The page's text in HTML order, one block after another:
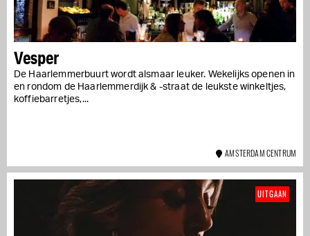
Vesper
De Haarlemmerbuurt wordt alsmaar leuker. Wekelijks openen in
en rondom de Haarlemmerdijk & -straat de leukste winkeltjes,
koffiebarretjes,...
AMSTERDAM CENTRUM
UITGAAN